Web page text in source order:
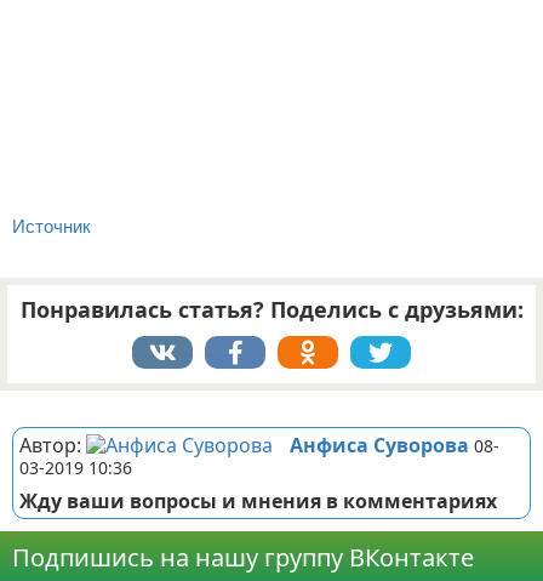
Источник
Понравилась статья? Поделись с друзьями:
Автор: Анфиса Суворова 08-
03-2019 10:36
Жду ваши вопросы и мнения в комментариях
Подпишись на нашу группу ВКонтакте